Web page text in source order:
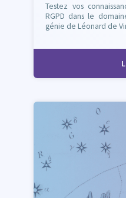
Testez vos
RGPD dans le
génie de Léonard de